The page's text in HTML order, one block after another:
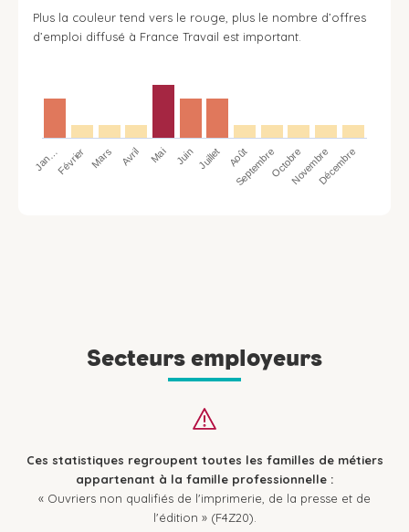
Plus la couleur tend vers le rouge, plus le nombre d’offres
d’emploi diffusé à France Travail est important.
Jan…Février Mars Avril Mai Juin Juillet Août
SeptembreOctobreNovembreDécembre
Secteurs employeurs
Ces statistiques regroupent toutes les familles de métiers
appartenant à la famille professionnelle :
« Ouvriers non qualifiés de l'imprimerie, de la presse et de
l'édition » (F4Z20).